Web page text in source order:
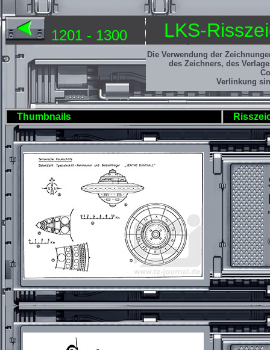
1201 - 1300 LKS-
Die Verwendung der
des Zeichners, des
Verlinkung
Thumbnails